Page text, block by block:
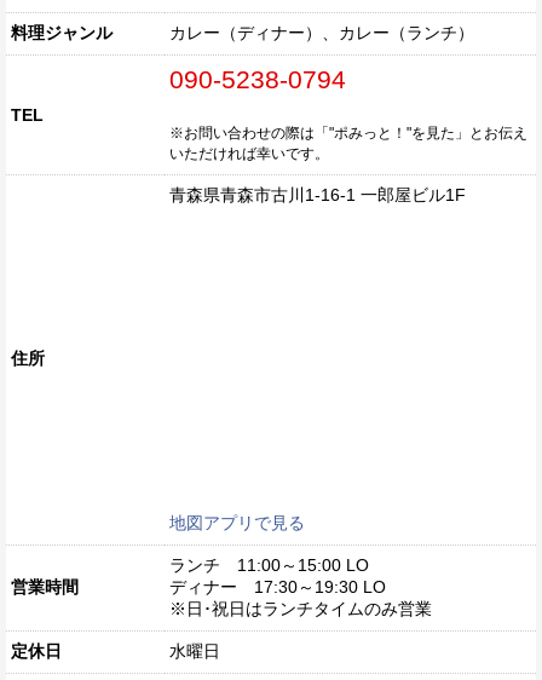
料理ジャンル カレー（ディナー）、カレー（ランチ）
TEL
090-5238-0794
※お問い合わせの際は「"ポみっと！"を見た」とお伝え
いただければ幸いです。
住所
青森県青森市古川1-16-1 一郎屋ビル1F
地図アプリで見る
営業時間
ランチ 11:00～15:00 LO
ディナー 17:30～19:30 LO
※日･祝日はランチタイムのみ営業
定休日 水曜日